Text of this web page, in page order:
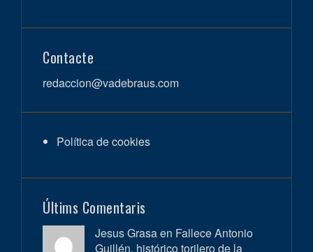
Contacte
redaccion@vadebraus.com
Política de cookies
Últims Comentaris
Jesus Grasa en Fallece Antonio
Guillén, histórico torilero de la